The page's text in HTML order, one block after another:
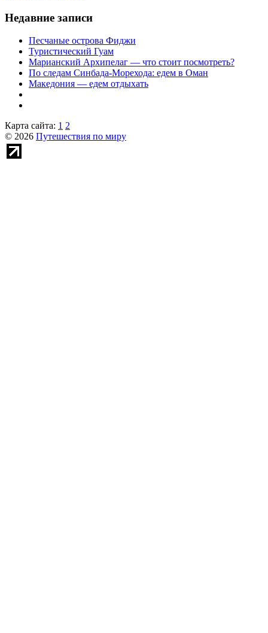
Недавние записи
Песчаные острова Фиджи
Туристический Гуам
Марианский Архипелаг — что стоит посмотреть?
По следам Синбада-Морехода: едем в Оман
Македония — едем отдыхать
Карта сайта: 1 2
© 2026 Путешествия по миру